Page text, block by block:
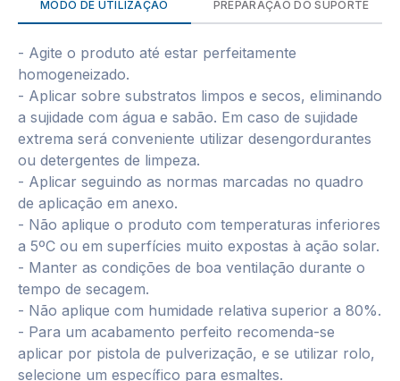
MODO DE UTILIZAÇÃO PREPARAÇÃO DO SUPORTE
- Agite o produto até estar perfeitamente
homogeneizado.
- Aplicar sobre substratos limpos e secos, eliminando
a sujidade com água e sabão. Em caso de sujidade
extrema será conveniente utilizar desengordurantes
ou detergentes de limpeza.
- Aplicar seguindo as normas marcadas no quadro
de aplicação em anexo.
- Não aplique o produto com temperaturas inferiores
a 5ºC ou em superfícies muito expostas à ação solar.
- Manter as condições de boa ventilação durante o
tempo de secagem.
- Não aplique com humidade relativa superior a 80%.
- Para um acabamento perfeito recomenda-se
aplicar por pistola de pulverização, e se utilizar rolo,
selecione um específico para esmaltes.